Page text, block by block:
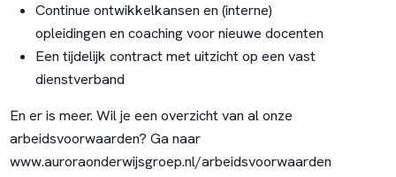
Continue ontwikkelkansen en (interne)
opleidingen en coaching voor nieuwe docenten
Een tijdelijk contract met uitzicht op een vast
dienstverband
En er is meer. Wil je een overzicht van al onze
arbeidsvoorwaarden? Ga naar
www.auroraonderwijsgroep.nl/arbeidsvoorwaarden